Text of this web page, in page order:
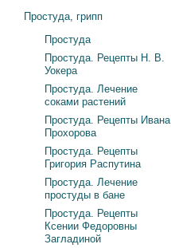
Простуда, грипп
Простуда
Простуда. Рецепты Н. В.
Уокера
Простуда. Лечение
соками растений
Простуда. Рецепты Ивана
Прохорова
Простуда. Рецепты
Григория Распутина
Простуда. Лечение
простуды в бане
Простуда. Рецепты
Ксении Федоровны
Загладиной